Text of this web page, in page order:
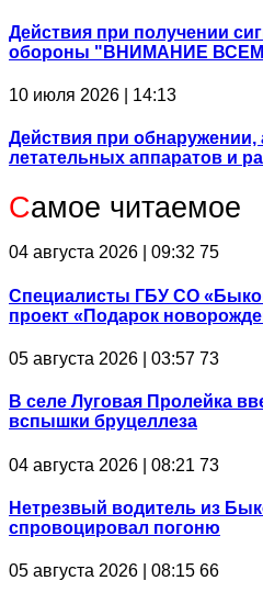
Действия при получении
обороны "ВНИМАНИЕ
10 июля 2026 | 14:13
Действия при обнаружении,
летательных аппаратов и
Самое читаемое
04 августа 2026 | 09:32 75
Специалисты ГБУ СО
проект «Подарок
05 августа 2026 | 03:57 73
В селе Луговая Пролейка
вспышки бруцеллеза
04 августа 2026 | 08:21 73
Нетрезвый водитель из
спровоцировал погоню
05 августа 2026 | 08:15 66